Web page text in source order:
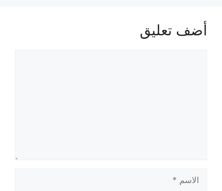
أضف تعليق